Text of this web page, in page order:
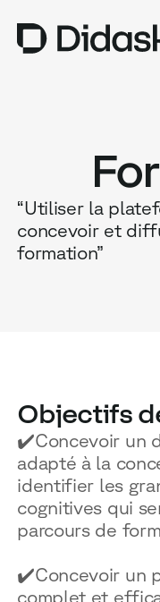
COACHING
USAGES
POURQUOI
“Utiliser la
concevoir et
formation”
Objectifs
✔️Concevoir un
adapté à la
identifier les
cognitives qui
parcours de
✔️Concevoir un
complet et